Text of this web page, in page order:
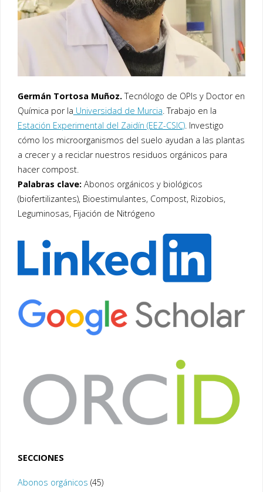
Germán Tortosa Muñoz.Tecnólogo de OPIs y Doctor en
Química por la Universidad de Murcia. Trabajo en la
Estación Experimental del Zaidín (EEZ-CSIC). Investigo
cómo los microorganismos del suelo ayudan a las plantas
a crecer y a reciclar nuestros residuos orgánicos para
hacer compost.
Palabras clave:Abonos orgánicos y biológicos
(biofertilizantes), Bioestimulantes, Compost, Rizobios,
Leguminosas, Fijación de Nitrógeno
SECCIONES
Abonos orgánicos (45)